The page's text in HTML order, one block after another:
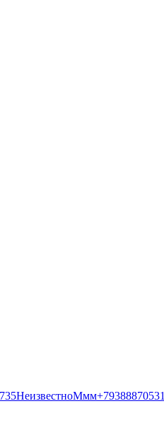
НеизвестноМмм+79388870531